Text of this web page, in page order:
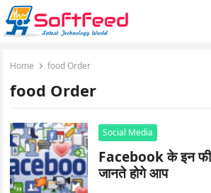
Home food Order
food Order
Social Media
Facebook के इन
जानते होगे आप